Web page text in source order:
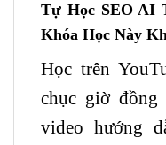
Tự Học SEO AI
Khóa Học Này
Học trên
chục giờ
video hướng